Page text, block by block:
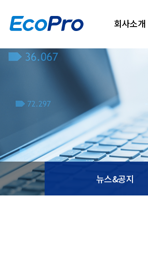
회사소개
뉴스&공지